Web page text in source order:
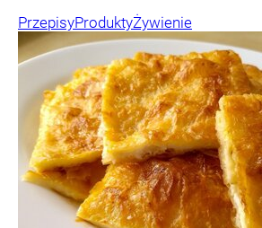
PrzepisyProduktyŻywienie